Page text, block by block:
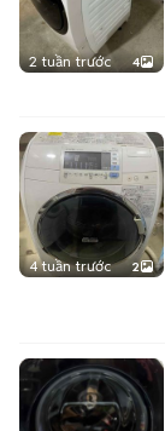
2 tuần trước 4
4 tuần trước 2